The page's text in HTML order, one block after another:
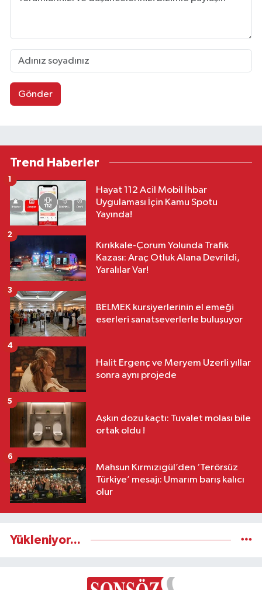
Gönder
Trend Haberler
Hayat 112 Acil Mobil İhbar
Uygulaması İçin Kamu Spotu
Yayında!
1
Kırıkkale-Çorum Yolunda Trafik
Kazası: Araç Otluk Alana Devrildi,
Yaralılar Var!
2
BELMEK kursiyerlerinin el emeği
eserleri sanatseverlerle buluşuyor
3
Halit Ergenç ve Meryem Uzerli yıllar
sonra aynı projede
4
Aşkın dozu kaçtı: Tuvalet molası bile
ortak oldu !
5
Mahsun Kırmızıgül’den ‘Terörsüz
Türkiye’ mesajı: Umarım barış kalıcı
olur
6
Yükleniyor...